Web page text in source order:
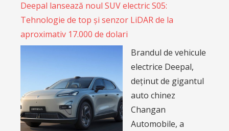
Deepal lansează noul SUV electric S05:
Tehnologie de top și senzor LiDAR de la
aproximativ 17.000 de dolari
Brandul de vehicule
electrice Deepal,
deținut de gigantul
auto chinez
Changan
Automobile, a